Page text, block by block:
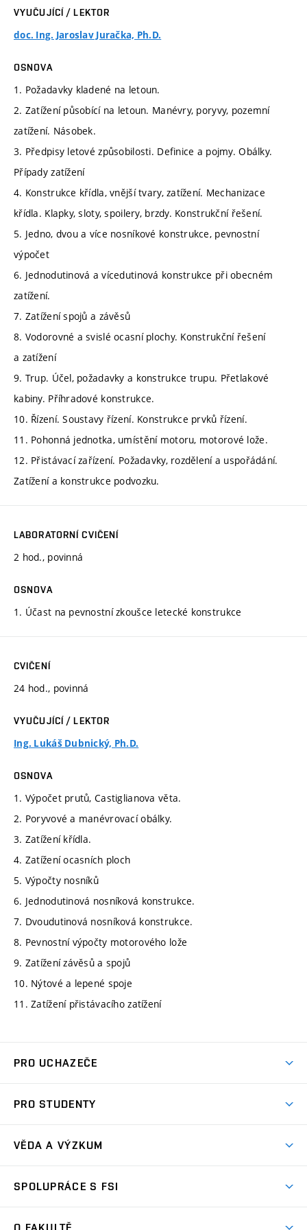
VYUČUJÍCÍ / LEKTOR
doc. Ing. Jaroslav Juračka, Ph.D.
OSNOVA
1. Požadavky kladené na letoun.
2. Zatížení působící na letoun. Manévry, poryvy, pozemní
zatížení. Násobek.
3. Předpisy letové způsobilosti. Definice a pojmy. Obálky.
Případy zatížení
4. Konstrukce křídla, vnější tvary, zatížení. Mechanizace
křídla. Klapky, sloty, spoilery, brzdy. Konstrukční řešení.
5. Jedno, dvou a více nosníkové konstrukce, pevnostní
výpočet
6. Jednodutinová a vícedutinová konstrukce při obecném
zatížení.
7. Zatížení spojů a závěsů
8. Vodorovné a svislé ocasní plochy. Konstrukční řešení
a zatížení
9. Trup. Účel, požadavky a konstrukce trupu. Přetlakové
kabiny. Příhradové konstrukce.
10. Řízení. Soustavy řízení. Konstrukce prvků řízení.
11. Pohonná jednotka, umístění motoru, motorové lože.
12. Přistávací zařízení. Požadavky, rozdělení a uspořádání.
Zatížení a konstrukce podvozku.
LABORATORNÍ CVIČENÍ
2 hod., povinná
OSNOVA
1. Účast na pevnostní zkoušce letecké konstrukce
CVIČENÍ
24 hod., povinná
VYUČUJÍCÍ / LEKTOR
Ing. Lukáš Dubnický, Ph.D.
OSNOVA
1. Výpočet prutů, Castiglianova věta.
2. Poryvové a manévrovací obálky.
3. Zatížení křídla.
4. Zatížení ocasních ploch
5. Výpočty nosníků
6. Jednodutinová nosníková konstrukce.
7. Dvoudutinová nosníková konstrukce.
8. Pevnostní výpočty motorového lože
9. Zatížení závěsů a spojů
10. Nýtové a lepené spoje
11. Zatížení přistávacího zatížení
PRO UCHAZEČE
Ambasadoři studia
Zápisy
PRO STUDENTY
Studijní předpisy
VĚDA A VÝZKUM
Oblasti výzkumu
SPOLUPRÁCE S FSI